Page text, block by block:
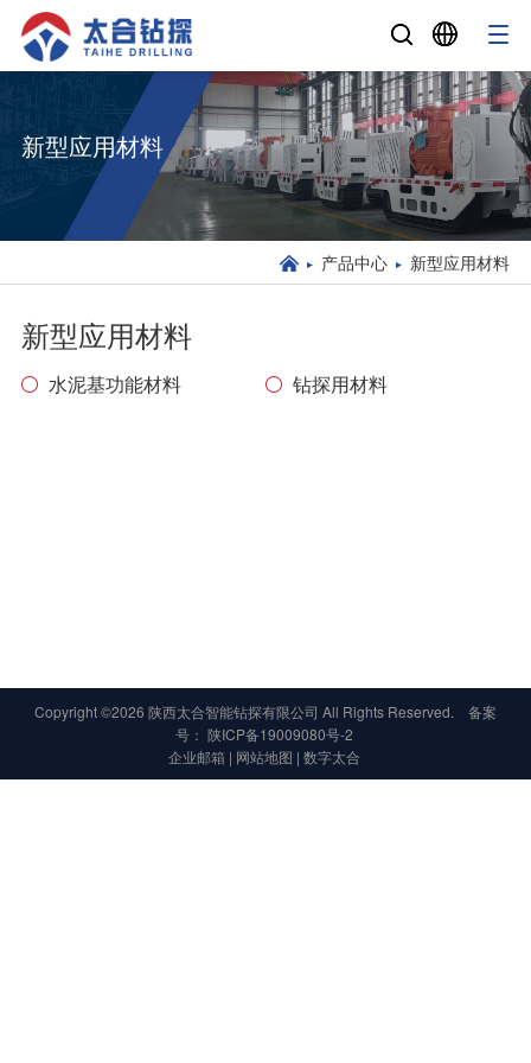
新型应用材料
产品中心 新型应用材料
新型应用材料
水泥基功能材料 钻探用材料
Copyright ©2026 陕西太合智能钻探有限公司 All Rights Reserved. 备案
号： 陕ICP备19009080号-2
企业邮箱 | 网站地图 | 数字太合